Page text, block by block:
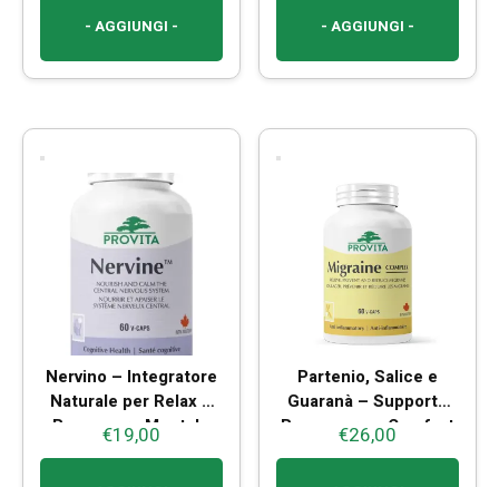
- AGGIUNGI - - AGGIUNGI -
Nervino – Integratore
Naturale per Relax e
Benessere Mentale
€19,00
Partenio, Salice e
Guaranà – Supporto
Benessere e Comfort
Mentale
€26,00